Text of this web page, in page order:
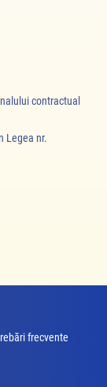
contractual
Legea nr.
frecvente